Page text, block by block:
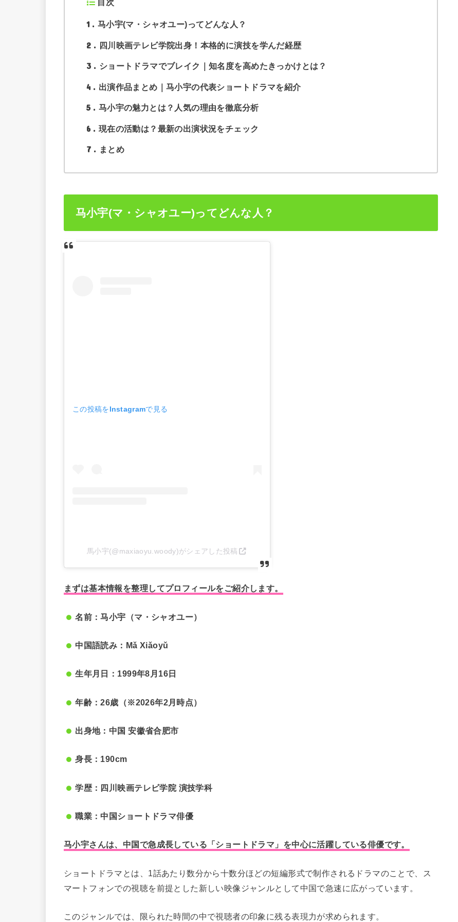
1 马小宇(マ・シャオユー)ってどんな人？
2 四川映画テレビ学院出身！本格的に演技を学んだ経歴
3 ショートドラマでブレイク｜知名度を高めたきっかけとは？
4 出演作品まとめ｜马小宇の代表ショートドラマを紹介
5 马小宇の魅力とは？人気の理由を徹底分析
6 現在の活動は？最新の出演状況をチェック
7 まとめ
马小宇(マ・シャオユー)ってどんな人？
この投稿をInstagramで見る
馬小宇(@maxiaoyu.woody)がシェアした投稿
まずは基本情報を整理してプロフィールをご紹介します。
名前：马小宇（マ・シャオユー）
中国語読み：Mǎ Xiǎoyǔ
生年月日：1999年8月16日
年齢：26歳（※2026年2月時点）
出身地：中国 安徽省合肥市
身長：190cm
学歴：四川映画テレビ学院 演技学科
職業：中国ショートドラマ俳優
马小宇さんは、中国で急成長している「ショートドラマ」を中心に活躍している俳優です。
ショートドラマとは、1話あたり数分から十数分ほどの短編形式で制作されるドラマのことで、ス
マートフォンでの視聴を前提とした新しい映像ジャンルとして中国で急速に広がっています。
このジャンルでは、限られた時間の中で視聴者の印象に残る表現力が求められます。